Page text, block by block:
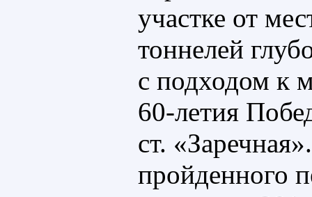
участке от
тоннелей
с подходом к
60-летия
ст.
пройденного